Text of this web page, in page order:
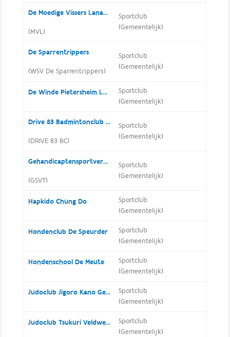
De Moedige Vissers Lanaken
(MVL)
Sportclub
(Gemeentelijk)
De Sparrentrippers
(WSV De Sparrentrippers)
Sportclub
(Gemeentelijk)
De Winde Pietersheim Lanaken
Sportclub
(Gemeentelijk)
Drive 83 Badmintonclub Lanaken
(DRIVE 83 BC)
Sportclub
(Gemeentelijk)
Gehandicaptensportvereniging Toekomst
(GSVT)
Sportclub
(Gemeentelijk)
Hapkido Chung Do
Sportclub
(Gemeentelijk)
Hondenclub De Speurder
Sportclub
(Gemeentelijk)
Hondenschool De Meute
Sportclub
(Gemeentelijk)
Judoclub Jigoro Kano Gellik
Sportclub
(Gemeentelijk)
Judoclub Tsukuri Veldwezelt
Sportclub
(Gemeentelijk)